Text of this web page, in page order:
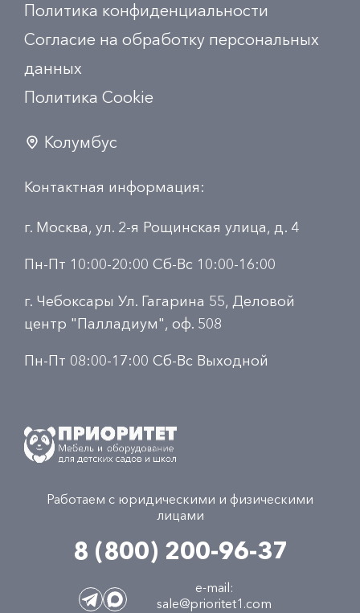
Политика конфиденциальности
Согласие на обработку персональных
данных
Политика Сookie
Колумбус
Контактная информация:
г. Москва, ул. 2-я Рощинская улица, д. 4
Пн-Пт 10:00-20:00 Сб-Вс 10:00-16:00
г. Чебоксары Ул. Гагарина 55, Деловой
центр "Палладиум", оф. 508
Пн-Пт 08:00-17:00 Сб-Вс Выходной
Работаем с юридическими и физическими
лицами
8 (800) 200-96-37
e-mail:
sale@prioritet1.com